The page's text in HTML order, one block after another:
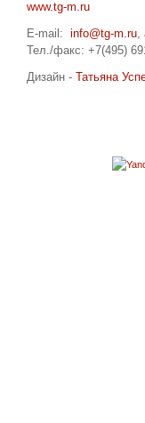
www.tg-m.ru
E-mail: info@tg-m.ru,
Тел./факс: +7(495)
Дизайн - Татьяна